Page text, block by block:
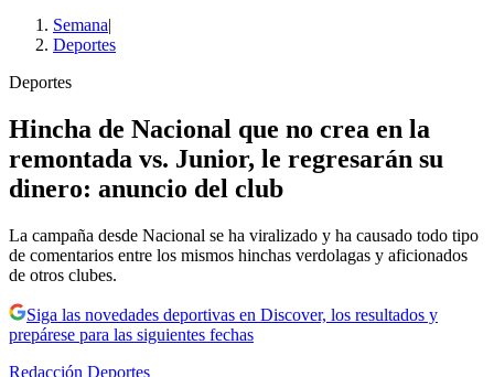
Semana|
Deportes
Deportes
Hincha de Nacional que no crea en la
remontada vs. Junior, le regresarán su
dinero: anuncio del club
La campaña desde Nacional se ha viralizado y ha causado todo tipo
de comentarios entre los mismos hinchas verdolagas y aficionados
de otros clubes.
Siga las novedades deportivas en Discover, los resultados y
prepárese para las siguientes fechas
Redacción Deportes